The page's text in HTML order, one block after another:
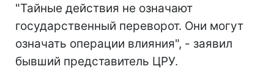
"Тайные действия не означают
государственный переворот. Они могут
означать операции влияния", - заявил
бывший представитель ЦРУ.